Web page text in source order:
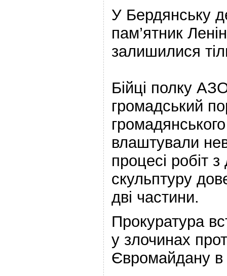
У Бердянську
пам’ятник
залишилися
Бійці полку
громадський
влаштували
процесі робіт
скульптуру
дві частини.
Прокуратура
у злочинах
Євромайдану